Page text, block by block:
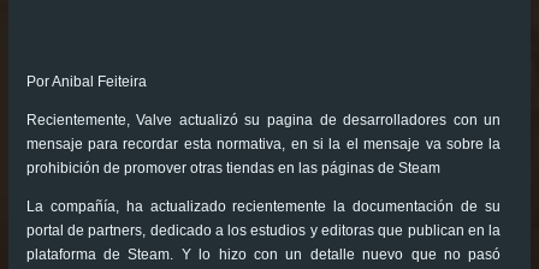
Por Anibal Feiteira
Recientemente, Valve actualizó su pagina de desarrolladores con un
mensaje para recordar esta normativa, en si la el mensaje va sobre la
prohibición de promover otras tiendas en las páginas de Steam
La compañía, ha actualizado recientemente la documentación de su
portal de partners, dedicado a los estudios y editoras que publican en la
plataforma de Steam. Y lo hizo con un detalle nuevo que no pasó